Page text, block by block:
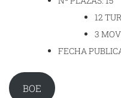
12
3
FECHA
BOE